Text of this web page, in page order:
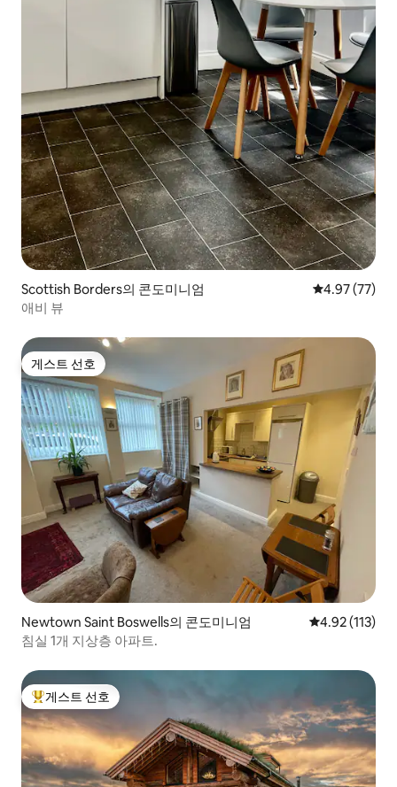
Scottish Borders의 콘도미니엄 평점 4.97점(5
4.97 (77)
애비 뷰
게스트 선호
게스트 선호
Newtown Saint Boswells의 콘도미니엄 평점 4.92점(5
4.92 (113)
침실 1개 지상층 아파트.
상위 게스트 선호
게스트 선호